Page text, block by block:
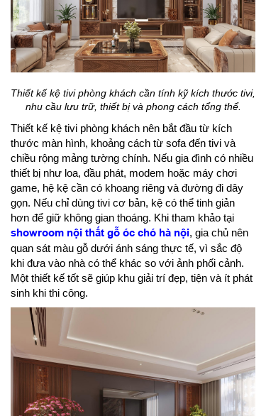
Thiết kế kệ tivi phòng khách cần tính kỹ kích thước tivi,
nhu cầu lưu trữ, thiết bị và phong cách tổng thể.
Thiết kế kệ tivi phòng khách nên bắt đầu từ kích
thước màn hình, khoảng cách từ sofa đến tivi và
chiều rộng mảng tường chính. Nếu gia đình có nhiều
thiết bị như loa, đầu phát, modem hoặc máy chơi
game, hệ kệ cần có khoang riêng và đường đi dây
gọn. Nếu chỉ dùng tivi cơ bản, kệ có thể tinh giản
hơn để giữ không gian thoáng. Khi tham khảo tại
showroom nội thất gỗ óc chó hà nội, gia chủ nên
quan sát màu gỗ dưới ánh sáng thực tế, vì sắc độ
khi đưa vào nhà có thể khác so với ảnh phối cảnh.
Một thiết kế tốt sẽ giúp khu giải trí đẹp, tiện và ít phát
sinh khi thi công.